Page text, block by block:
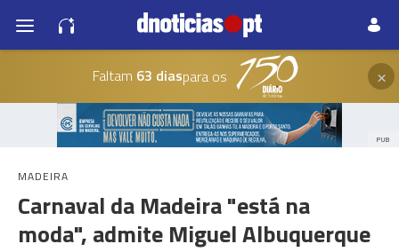
Faltam 63 diaspara os ×
PUB
MADEIRA
Carnaval da Madeira "está na
moda", admite Miguel Albuquerque